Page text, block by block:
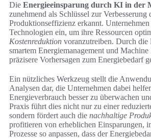
Die Energieeinsparung durch KI in der
zunehmend als Schlüssel zur Verbesserung
Produktionseffizienz erkannt.
Technologien ein, um ihre Ressourcen
Kostenreduktion voranzutreiben. Durch
smartem Energiemanagement und
präzisere Vorhersagen zum Energiebedarf
Ein nützliches Werkzeug stellt die
Analysen dar, die Unternehmen dabei
Energieverbrauch besser zu überwachen
Praxis führt dies nicht nur zu einer
sondern fördert auch die nachhaltige
profitieren von erheblichen Einsparungen,
Prozesse so anpassen, dass der